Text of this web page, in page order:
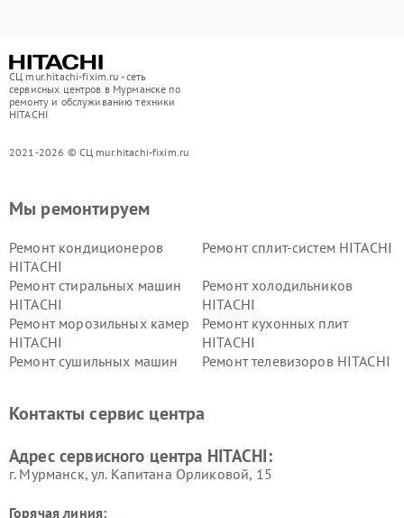
СЦ mur.hitachi-fixim.ru - сеть
сервисных центров в Мурманске по
ремонту и обслуживанию техники
HITACHI
2021-2026 © СЦ mur.hitachi-fixim.ru
Мы ремонтируем
Ремонт кондиционеров
HITACHI
Ремонт сплит-систем HITACHI
Ремонт стиральных машин
HITACHI
Ремонт холодильников
HITACHI
Ремонт морозильных камер
HITACHI
Ремонт кухонных плит
HITACHI
Ремонт сушильных машин
Ремонт телевизоров HITACHI
данных HITACHI
HITACHI
HITACHI
HITACHI
Контакты сервис центра
Адрес сервисного центра HITACHI:
г. Мурманск, ул. Капитана Орликовой, 15
Горячая линия: